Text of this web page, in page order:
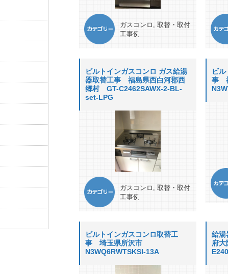
ガスコンロ , 取替・取付
工事例
ビルトインガスコンロ ガス給湯
器取替工事 福島県西白河郡西
郷村 GT-C2462SAWX-2-BL-
set-LPG
ガスコンロ , 取替・取付
工事例
ビ
事
ビルトインガスコンロ取替工
事 埼玉県所沢市
N3WQ6RWTSKSI-13A
給
府